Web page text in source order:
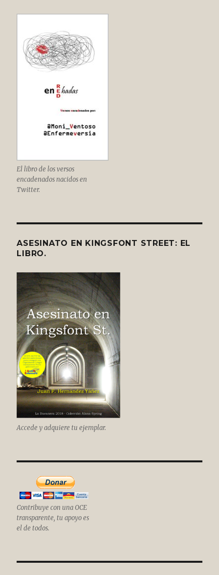
El libro de los versos
encadenados nacidos en
Twitter.
ASESINATO EN KINGSFONT STREET: EL
LIBRO.
Accede y adquiere tu ejemplar.
Contribuye con una OCE
transparente, tu apoyo es
el de todos.